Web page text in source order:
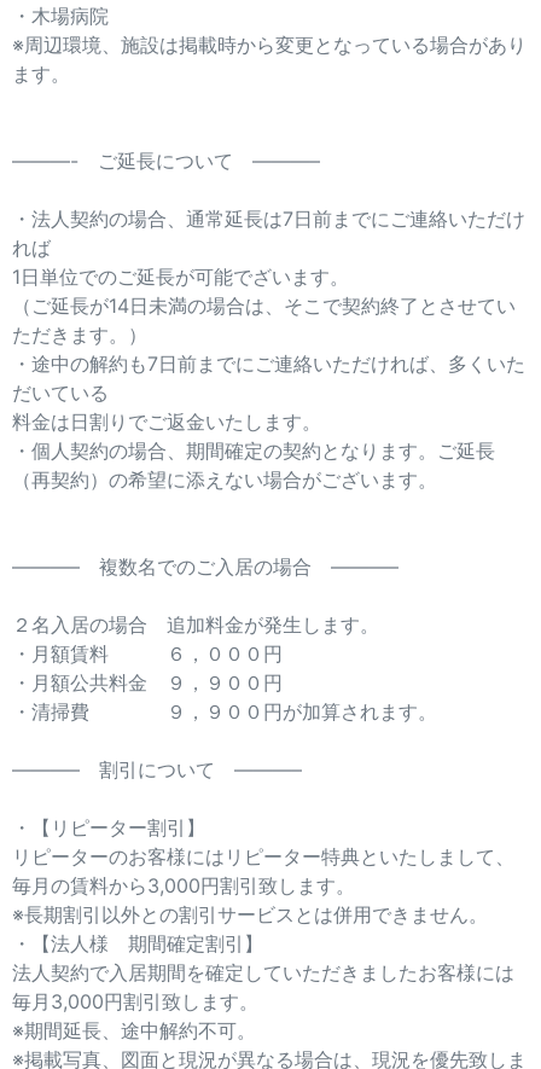
・木場病院
※周辺環境、施設は掲載時から変更となっている場合があり
ます。
———- ご延長について ———–
・法人契約の場合、通常延長は7日前までにご連絡いただけ
れば
1日単位でのご延長が可能でざいます。
（ご延長が14日未満の場合は、そこで契約終了とさせてい
ただきます。）
・途中の解約も7日前までにご連絡いただければ、多くいた
だいている
料金は日割りでご返金いたします。
・個人契約の場合、期間確定の契約となります。ご延長
（再契約）の希望に添えない場合がございます。
———– 複数名でのご入居の場合 ———–
２名入居の場合 追加料金が発生します。
・月額賃料 ６，０００円
・月額公共料金 ９，９００円
・清掃費 ９，９００円が加算されます。
———– 割引について ———–
・【リピーター割引】
リピーターのお客様にはリピーター特典といたしまして、
毎月の賃料から3,000円割引致します。
※長期割引以外との割引サービスとは併用できません。
・【法人様 期間確定割引】
法人契約で入居期間を確定していただきましたお客様には
毎月3,000円割引致します。
※期間延長、途中解約不可。
※掲載写真、図面と現況が異なる場合は、現況を優先致しま